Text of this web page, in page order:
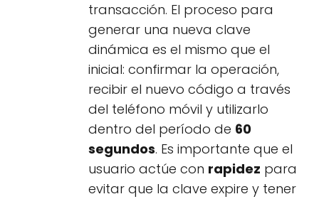
transacción. El proceso para
generar una nueva clave
dinámica es el mismo que el
inicial: confirmar la operación,
recibir el nuevo código a través
del teléfono móvil y utilizarlo
dentro del período de 60
segundos. Es importante que el
usuario actúe con rapidez para
evitar que la clave expire y tener